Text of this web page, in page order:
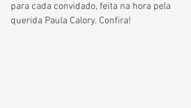
para cada convidado, feita na hora pela
querida Paula Calory. Confira!